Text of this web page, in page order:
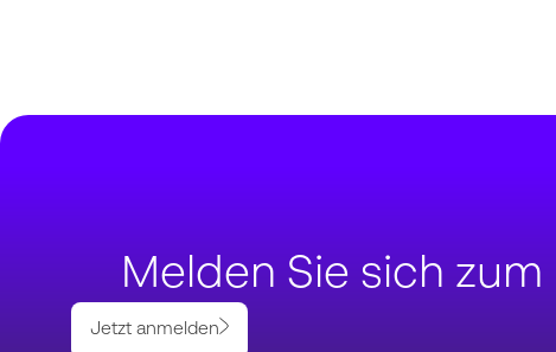
Melden Sie sich
Jetzt anmelden